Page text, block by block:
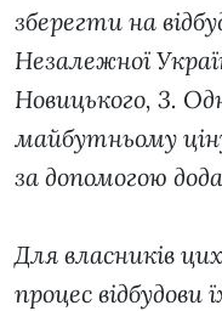
зберегти на
Незалежної
Новицького, 3.
майбутньому
за допомогою
Для власників
процес